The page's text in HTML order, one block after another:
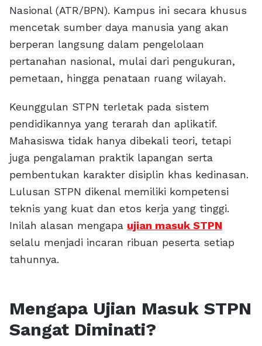
Nasional (ATR/BPN). Kampus ini secara khusus
mencetak sumber daya manusia yang akan
berperan langsung dalam pengelolaan
pertanahan nasional, mulai dari pengukuran,
pemetaan, hingga penataan ruang wilayah.
Keunggulan STPN terletak pada sistem
pendidikannya yang terarah dan aplikatif.
Mahasiswa tidak hanya dibekali teori, tetapi
juga pengalaman praktik lapangan serta
pembentukan karakter disiplin khas kedinasan.
Lulusan STPN dikenal memiliki kompetensi
teknis yang kuat dan etos kerja yang tinggi.
Inilah alasan mengapa ujian masuk STPN
selalu menjadi incaran ribuan peserta setiap
tahunnya.
Mengapa Ujian Masuk STPN
Sangat Diminati?